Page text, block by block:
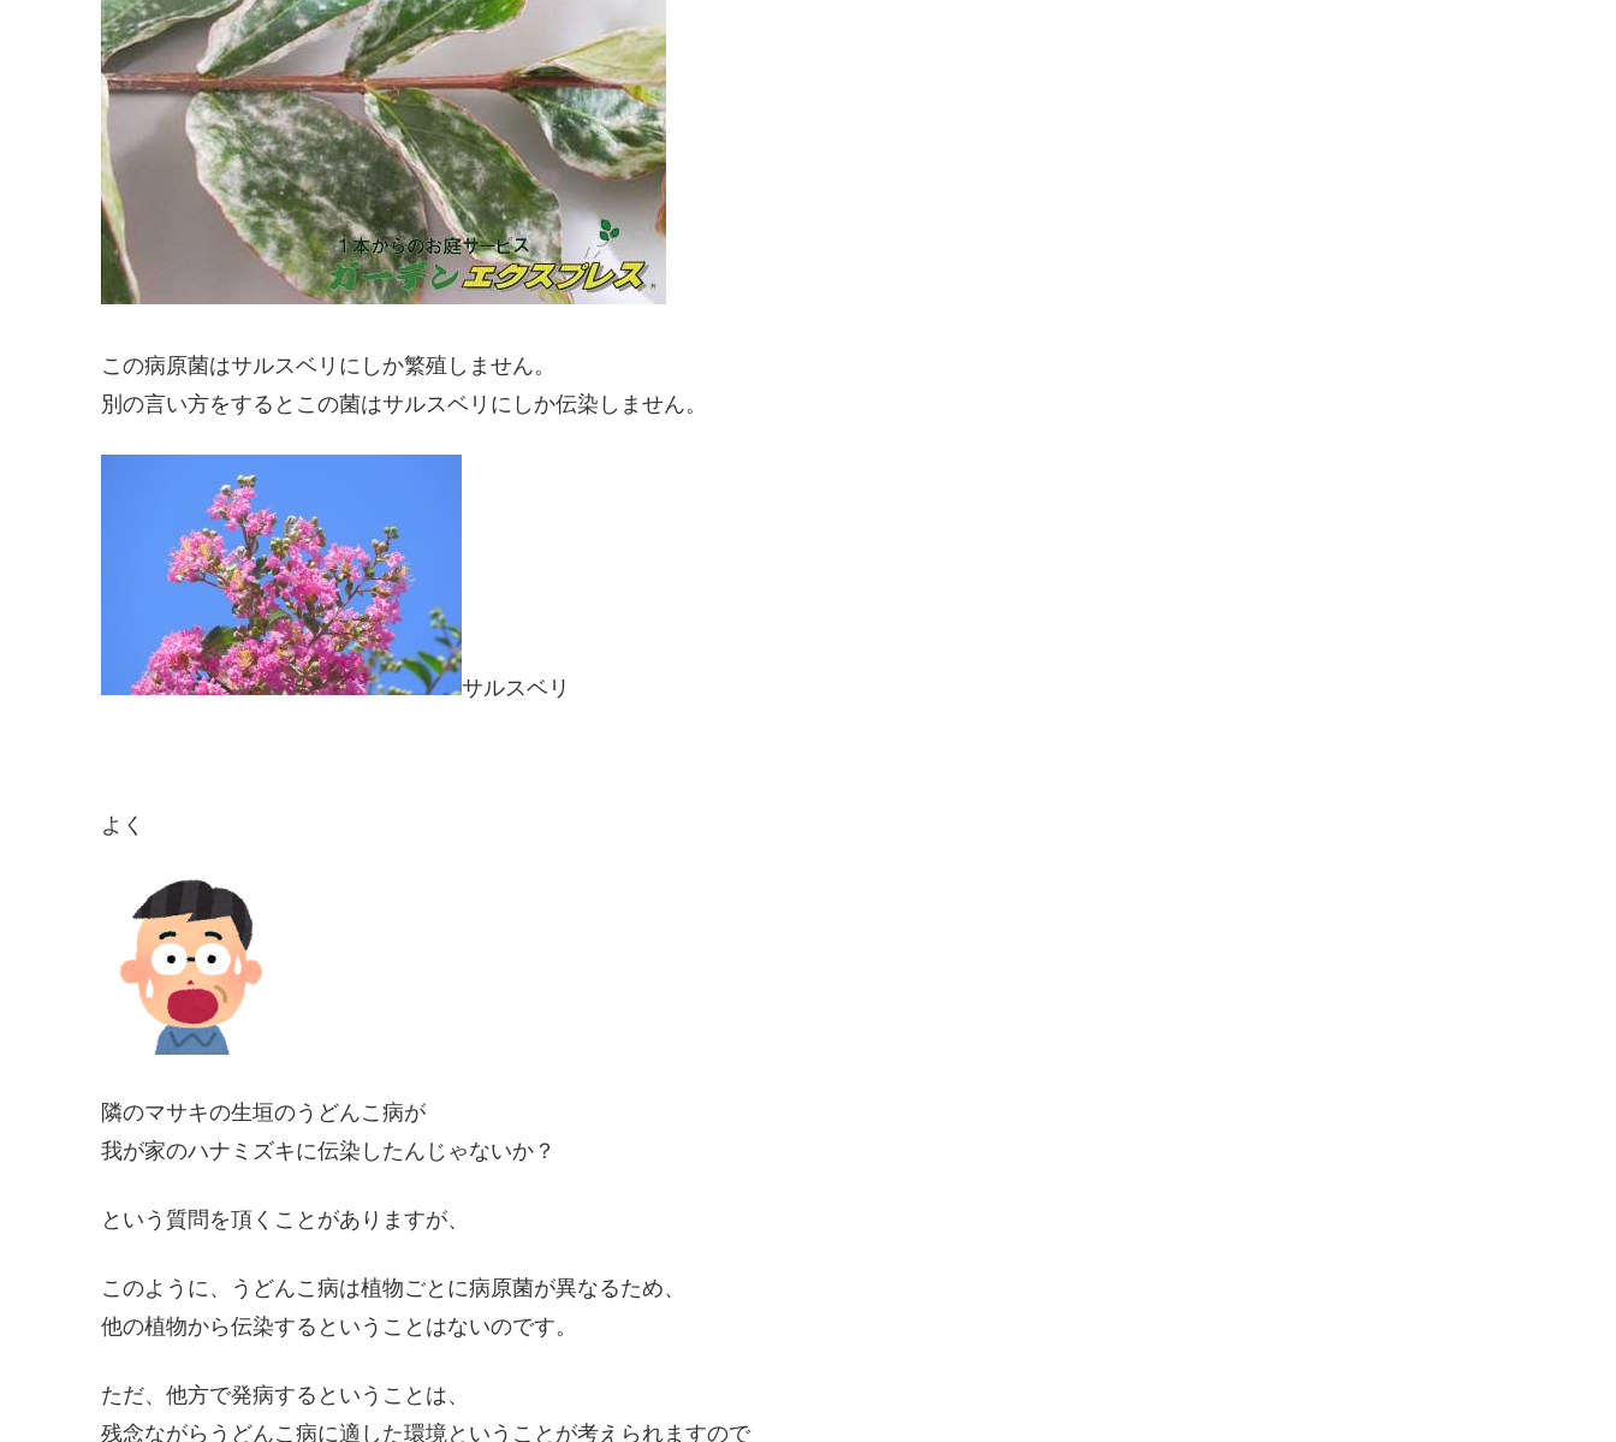
この病原菌はサルスベリにしか繁殖しません。
別の言い方をするとこの菌はサルスベリにしか伝染しません。
サルスベリ
よく
隣のマサキの生垣のうどんこ病が
我が家のハナミズキに伝染したんじゃないか？
という質問を頂くことがありますが、
このように、うどんこ病は植物ごとに病原菌が異なるため、
他の植物から伝染するということはないのです。
ただ、他方で発病するということは、
残念ながらうどんこ病に適した環境ということが考えられますので